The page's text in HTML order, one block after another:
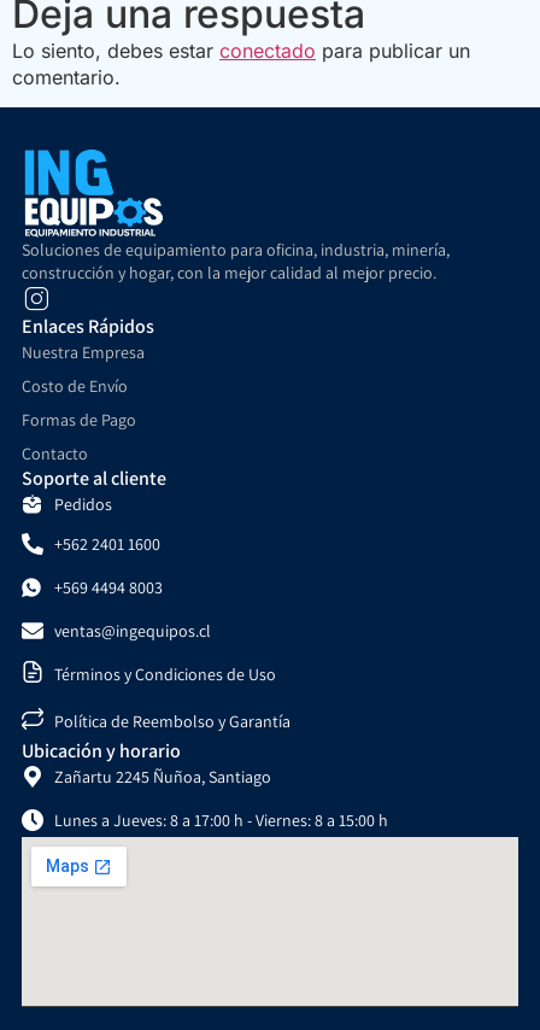
Deja una respuesta
Lo siento, debes estar conectado para publicar un
comentario.
Soluciones de equipamiento para oficina, industria, minería,
construcción y hogar, con la mejor calidad al mejor precio.
Enlaces Rápidos
Nuestra Empresa
Costo de Envío
Formas de Pago
Contacto
Soporte al cliente
Pedidos
+562 2401 1600
+569 4494 8003
ventas@ingequipos.cl
Términos y Condiciones de Uso
Política de Reembolso y Garantía
Ubicación y horario
Zañartu 2245 Ñuñoa, Santiago
Lunes a Jueves: 8 a 17:00 h - Viernes: 8 a 15:00 h